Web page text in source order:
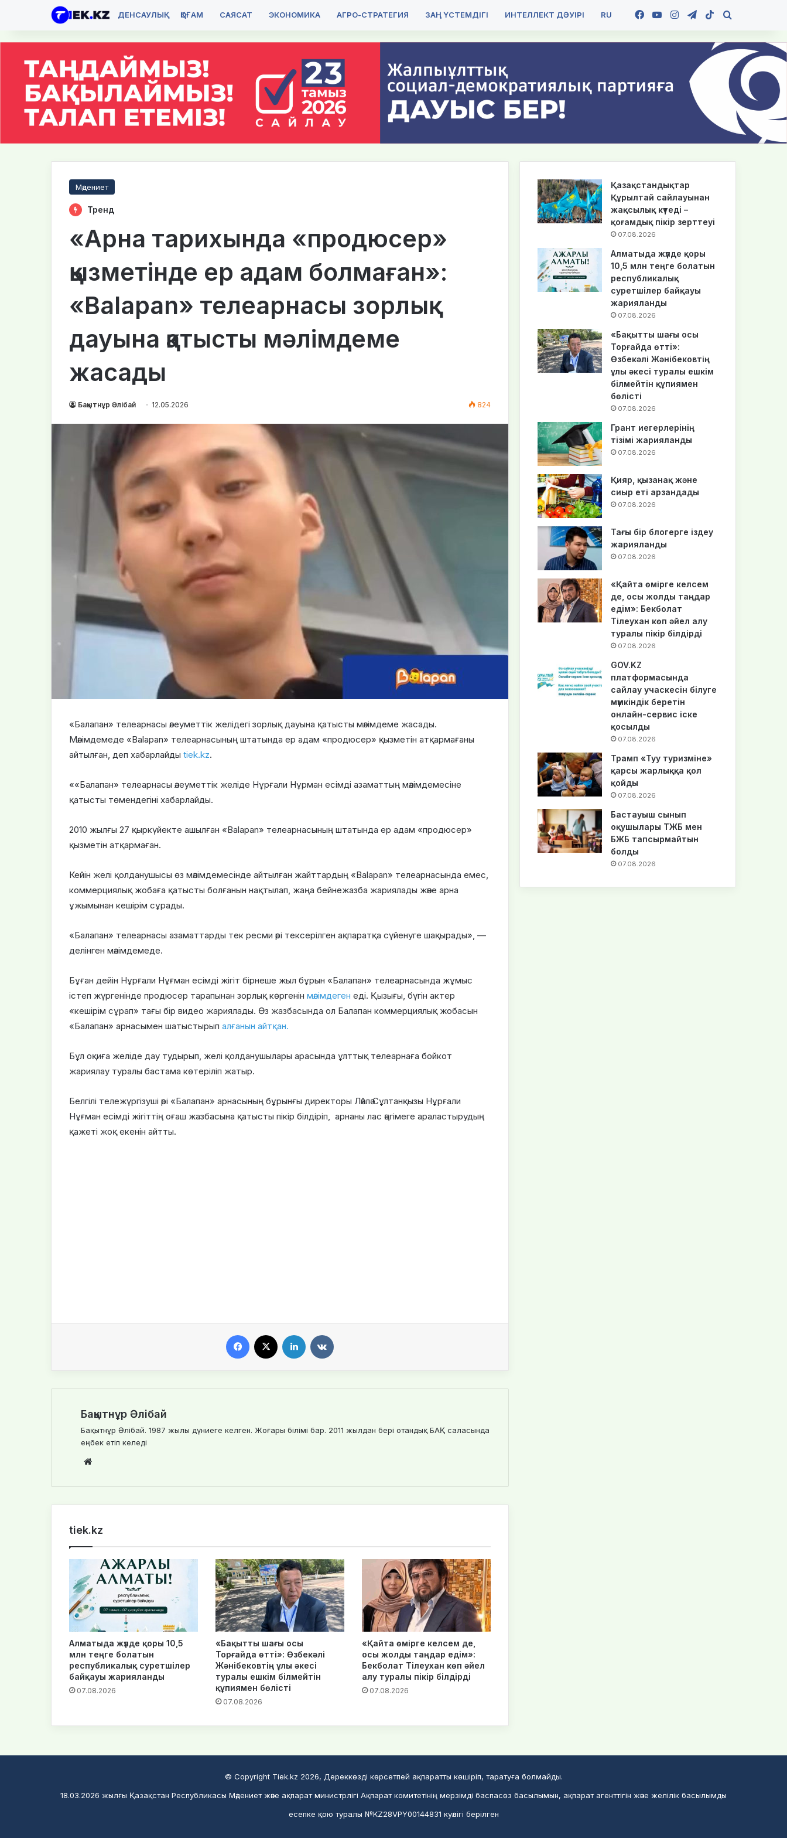
ДЕНСАУЛЫҚ ҚОҒАМ САЯСАТ ЭКОНОМИКА АГРО-СТРАТЕГИЯ ЗАҢ ҮСТЕМДІГІ ИНТЕЛЛЕКТ ДӘУІРІ RU Facebook
YouTubeInstagramTelegram
TikTok
Мәдениет
Тренд
«Арна тарихында «продюсер»
қызметінде ер адам болмаған»:
«Balapan» телеарнасы зорлық
дауына қатысты мәлімдеме
жасады
Бақытнұр Әлібай 12.05.2026 824
«Балапан» телеарнасы әлеуметтік желідегі зорлық дауына қатысты мәлімдеме жасады.
Мәлімдемеде «Balapan» телеарнасының штатында ер адам «продюсер» қызметін атқармағаны
айтылған, деп хабарлайды tiek.kz.
««Балапан» телеарнасы әлеуметтік желіде Нұрғали Нұрман есімді азаматтың мәлімдемесіне
қатысты төмендегіні хабарлайды.
2010 жылғы 27 қыркүйекте ашылған «Balapan» телеарнасының штатында ер адам «продюсер»
қызметін атқармаған.
Кейін желі қолданушысы өз мәлімдемесінде айтылған жайттардың «Balapan» телеарнасында емес,
коммерциялық жобаға қатысты болғанын нақтылап, жаңа бейнежазба жариялады және арна
ұжымынан кешірім сұрады.
«Балапан» телеарнасы азаматтарды тек ресми әрі тексерілген ақпаратқа сүйенуге шақырады», —
делінген мәлімдемеде.
Бұған дейін Нұрғали Нұғман есімді жігіт бірнеше жыл бұрын «Балапан» телеарнасында жұмыс
істеп жүргенінде продюсер тарапынан зорлық көргенін мәлімдеген еді. Қызығы, бүгін актер
«кешірім сұрап» тағы бір видео жариялады. Өз жазбасында ол Балапан коммерциялық жобасын
«Балапан» арнасымен шатыстырып алғанын айтқан.
Бұл оқиға желіде дау тудырып, желі қолданушылары арасында ұлттық телеарнаға бойкот
жариялау туралы бастама көтеріліп жатыр.
Белгілі тележүргізуші әрі «Балапан» арнасының бұрынғы директоры Ләйлә Сұлтанқызы Нұрғали
Нұғман есімді жігіттің оғаш жазбасына қатысты пікір білдіріп, арнаны лас әңгімеге араластырудың
қажеті жоқ екенін айтты.
Бақытнұр Әлібай
Бақытнұр Әлібай. 1987 жылы дүниеге келген. Жоғары білімі бар. 2011 жылдан бері отандық БАҚ саласында
еңбек етіп келеді
te
tiek.kz
Алматыда жүлде қоры 10,5
млн теңге болатын
республикалық суретшілер
байқауы жарияланды
07.08.2026
«Бақытты шағы осы
Торғайда өтті»: Өзбекәлі
Жәнібековтің ұлы әкесі
туралы ешкім білмейтін
құпиямен бөлісті
07.08.2026
«Қайта өмірге келсем де,
осы жолды таңдар едім»:
Бекболат Тілеухан көп әйел
алу туралы пікір білдірді
07.08.2026
Қазақстандықтар
Құрылтай сайлауынан
жақсылық күтеді –
қоғамдық пікір зерттеуі
07.08.2026
Алматыда жүлде қоры
10,5 млн теңге болатын
республикалық
суретшілер байқауы
жарияланды
07.08.2026
«Бақытты шағы осы
Торғайда өтті»:
Өзбекәлі Жәнібековтің
ұлы әкесі туралы ешкім
білмейтін құпиямен
бөлісті
07.08.2026
Грант иегерлерінің
тізімі жарияланды
07.08.2026
Қияр, қызанақ және
сиыр еті арзандады
07.08.2026
Тағы бір блогерге іздеу
жарияланды
07.08.2026
«Қайта өмірге келсем
де, осы жолды таңдар
едім»: Бекболат
Тілеухан көп әйел алу
туралы пікір білдірді
07.08.2026
GOV.KZ
платформасында
сайлау учаскесін білуге
мүмкіндік беретін
онлайн-сервис іске
қосылды
07.08.2026
Трамп «Туу туризміне»
қарсы жарлыққа қол
қойды
07.08.2026
Бастауыш сынып
оқушылары ТЖБ мен
БЖБ тапсырмайтын
болды
07.08.2026
© Copyright Tiek.kz 2026, Дереккөзді көрсетпей ақпаратты көшіріп, таратуға болмайды.
18.03.2026 жылғы Қазақстан Республикасы Мәдениет және ақпарат министрлігі Ақпарат комитетінің мерзімді баспасөз басылымын, ақпарат агенттігін және желілік басылымды
есепке қою туралы №KZ28VPY00144831 куәлігі берілген